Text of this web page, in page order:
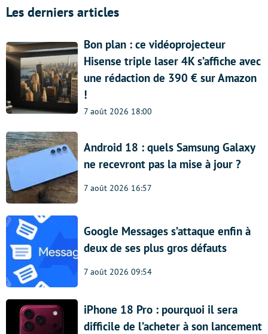
Les derniers articles
Bon plan : ce vidéoprojecteur
Hisense triple laser 4K s’affiche avec
une rédaction de 390 € sur Amazon
!
7 août 2026 18:00
Android 18 : quels Samsung Galaxy
ne recevront pas la mise à jour ?
7 août 2026 16:57
Google Messages s’attaque enfin à
deux de ses plus gros défauts
7 août 2026 09:54
iPhone 18 Pro : pourquoi il sera
difficile de l’acheter à son lancement